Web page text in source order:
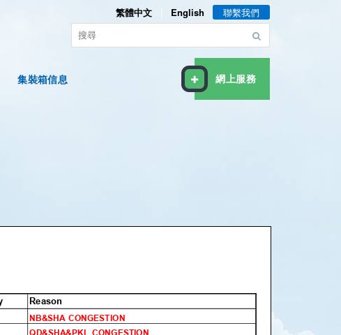
繁體中文 English 聯繫我們
網上服務
集裝箱信息